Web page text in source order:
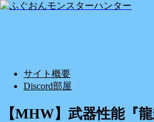
サイト概要
Discord部屋
【MHW】武器性能『